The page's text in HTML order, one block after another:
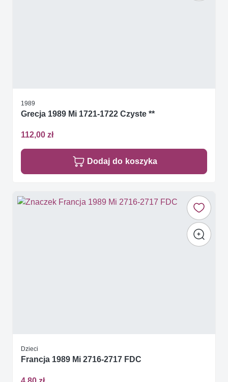
1989
Grecja 1989 Mi 1721-1722 Czyste **
112,00 zł
Dodaj do koszyka
Dzieci
Francja 1989 Mi 2716-2717 FDC